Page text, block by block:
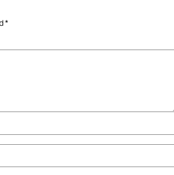
*